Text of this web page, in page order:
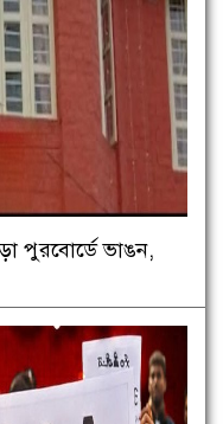
পুরবোর্ডে ভাঙন,